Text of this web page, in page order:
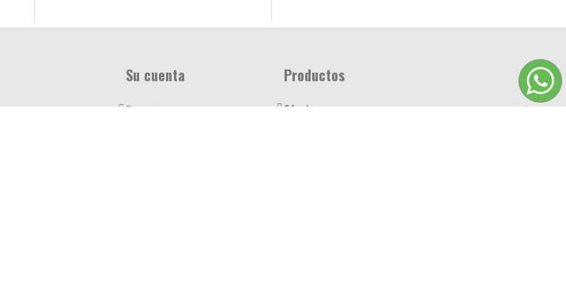
Su cuenta
Direcciones
Productos
Ofertas